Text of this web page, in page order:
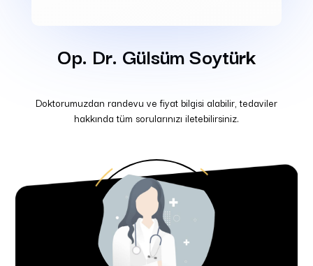
Op. Dr. Gülsüm Soytürk
Doktorumuzdan randevu ve fiyat bilgisi alabilir, tedaviler
hakkında tüm sorularınızı iletebilirsiniz.